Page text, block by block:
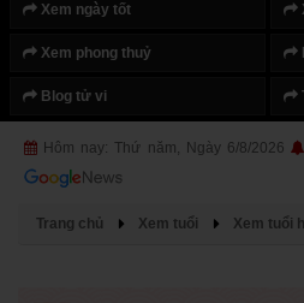
Xem ngày tốt
Xem phong thuỷ
Blog tử vi
Hôm nay: Thứ năm, Ngày 6/8/2026
Trang chủ Xem tuổi Xem tuổi